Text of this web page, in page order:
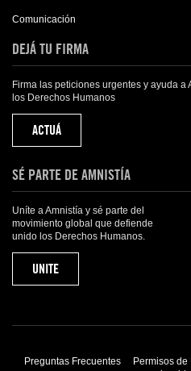
Comunicación
DEJÁ TU FIRMA
Firma las peticiones urgentes y ayuda
los Derechos Humanos
ACTUÁ
SÉ PARTE DE AMNISTÍA
Uníte a Amnistía y sé parte del
movimiento global que defiende
unido los Derechos Humanos.
UNITE
Preguntas Frecuentes Permisos